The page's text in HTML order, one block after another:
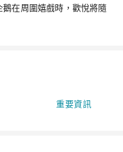
在周圍嬉戲時，歡悅將隨
重要資訊